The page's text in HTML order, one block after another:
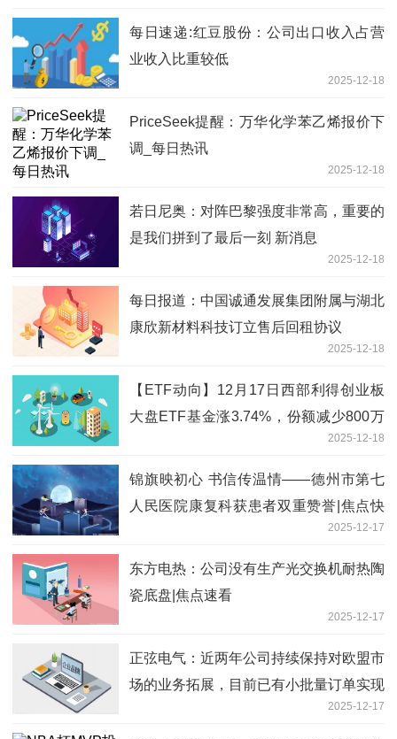
每日速递:红豆股份：公司出口收入占营
业收入比重较低
2025-12-18
PriceSeek提醒：万华化学苯乙烯报价下
调_每日热讯
2025-12-18
若日尼奥：对阵巴黎强度非常高，重要的
是我们拼到了最后一刻 新消息
2025-12-18
每日报道：中国诚通发展集团附属与湖北
康欣新材料科技订立售后回租协议
2025-12-18
【ETF动向】12月17日西部利得创业板
大盘ETF基金涨3.74%，份额减少800万
2025-12-18
锦旗映初心 书信传温情——德州市第七
人民医院康复科获患者双重赞誉|焦点快
2025-12-17
东方电热：公司没有生产光交换机耐热陶
瓷底盘|焦点速看
2025-12-17
正弦电气：近两年公司持续保持对欧盟市
场的业务拓展，目前已有小批量订单实现
2025-12-17